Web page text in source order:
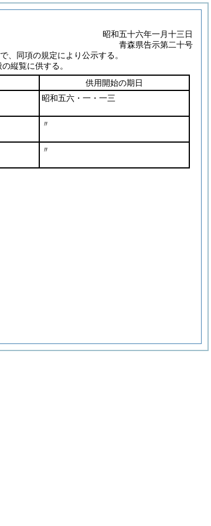
昭和五十六年一月十三日
青森県告示第二十号
、同項の規定により公示する。
縦覧に供する。
供用開始の期日
昭和五六・一・一三
〃
〃